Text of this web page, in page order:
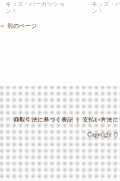
キッズ・パーカッショ
ン！
キッズ・
ン！
＜ 前のページ
商取引法に基づく表記｜支払い方法に
Copyright ©